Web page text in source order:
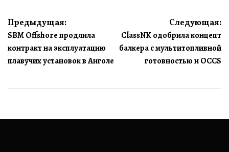
Навигация
по
записям
Предыдущая:
SBM Offshore продлила
контракт на эксплуатацию
плавучих установок в Анголе
Следующая:
ClassNK одобрила концепт
балкера с мультитопливной
готовностью и OCCS